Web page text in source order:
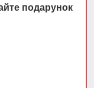
подарунок